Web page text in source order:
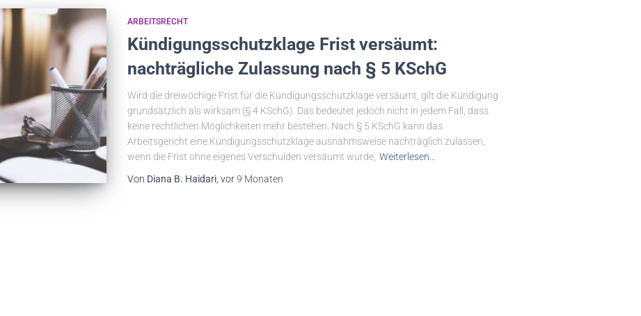
ARBEITSRECHT
Kündigungsschutzklage Frist versäumt:
nachträgliche Zulassung nach § 5 KSchG
Wird die dreiwöchige Frist für die Kündigungsschutzklage versäumt, gilt die Kündigung
grundsätzlich als wirksam (§ 4 KSchG). Das bedeutet jedoch nicht in jedem Fall, dass
keine rechtlichen Möglichkeiten mehr bestehen. Nach § 5 KSchG kann das
Arbeitsgericht eine Kündigungsschutzklage ausnahmsweise nachträglich zulassen,
wenn die Frist ohne eigenes Verschulden versäumt wurde, Weiterlesen…
Von Diana B. Haidari, vor9 Monaten